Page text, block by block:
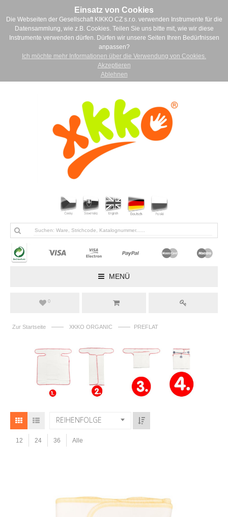
Einsatz von Cookies
Die Webseiten der Gesellschaft KIKKO CZ s.r.o. verwenden Instrumente für die
Datensammlung, wie z.B. Cookies. Teilen Sie uns bitte mit, wie wir diese
Instrumente verwenden dürfen. Dürfen wir unsere Seiten Ihren Bedürfnissen
anpassen?
Ich möchte mehr Informationen über die Verwendung von Cookies.
Akzeptieren
Ablehnen
MENÜ
0
Zur Startseite —— XKKO ORGANIC —— PREFLAT
REIHENFOLGE
12 24 36 Alle